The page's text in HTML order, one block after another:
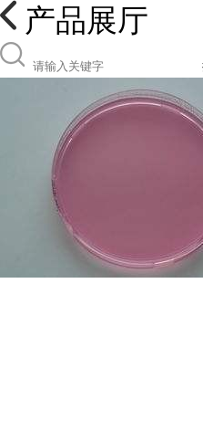
产品展厅